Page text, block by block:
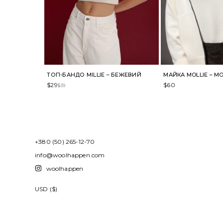
ТОП-БАНДО MILLIE – БЕЖЕВИЙ
$39
$29
МАЙКА MOLLIE –
$60
+380 (50) 265-12-70
info@woolhappen.com
woolhappen
USD ($)